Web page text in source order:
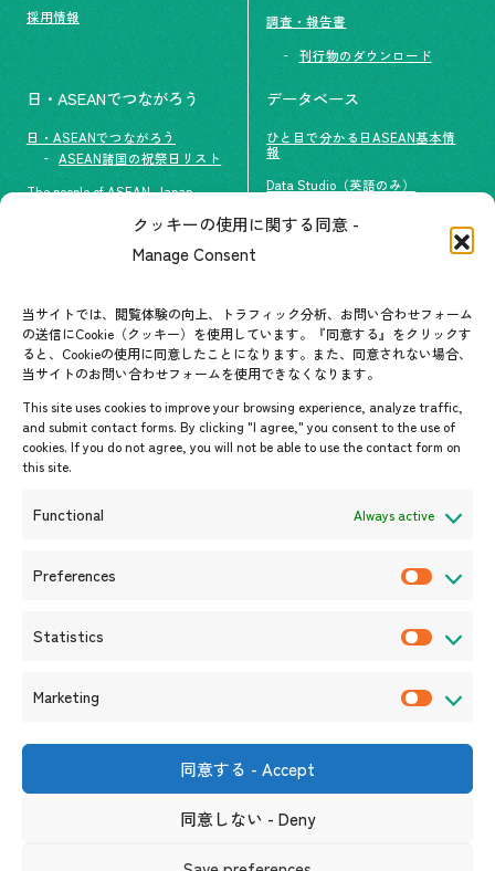
クッキーの使用に関する同意 -
Manage Consent
当サイトでは、閲覧体験の向上、トラフィック分析、お問い合わせフォーム
の送信にCookie（クッキー）を使用しています。『同意する』をクリックす
ると、Cookieの使用に同意したことになります。また、同意されない場合、
当サイトのお問い合わせフォームを使用できなくなります。
This site uses cookies to improve your browsing experience, analyze traffic,
and submit contact forms. By clicking "I agree," you consent to the use of
cookies. If you do not agree, you will not be able to use the contact form on
this site.
Functional Always active
Preferences
Statistics
Marketing
k
同意する - Accept
同意しない - Deny
採用情報
調査・報告書
刊行物のダウンロード
日・ASEANでつながろう
日・ASEANでつながろう
ASEAN諸国の祝祭日リスト
The people of ASEAN-Japan
グループ訪問の受け入れ
ASEANPEDIA
イベント・お知らせ
開催中・開催予定のイベント
イベント案内
お知らせ
データベース
ひと目で分かる日ASEAN基本情
報
Data Studio（英語のみ）
お問い合わせ先一覧
東京都港区新橋6-17-19 新御成
サイト利用規約プライバシーポリシー